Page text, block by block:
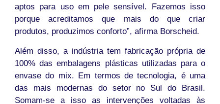
aptos para uso em pele sensível. Fazemos isso
porque acreditamos que mais do que criar
produtos, produzimos conforto”, afirma Borscheid.
Além disso, a indústria tem fabricação própria de
100% das embalagens plásticas utilizadas para o
envase do mix. Em termos de tecnologia, é uma
das mais modernas do setor no Sul do Brasil.
Somam-se a isso as intervenções voltadas às